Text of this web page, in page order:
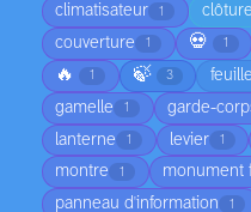
climatisateur 1 clôture
couverture 1 💀 1
🔥 1 🍃 3
gamelle 1 garde-
lanterne 1 levier 1
montre 1 monument
panneau d'information 1